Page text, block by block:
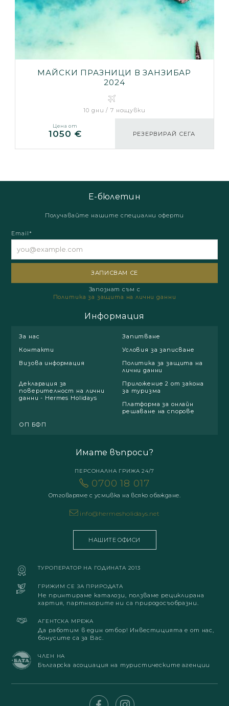
МАЙСКИ ПРАЗНИЦИ В ЗАНЗИБАР
2024
10 дни / 7 нощувки
Цена от
1050 € РЕЗЕРВИРАЙ СЕГА
Е-бюлетин
Получавайте нашите специални оферти
Email*
Запознат съм с
Политика за защита на лични данни
Информация
За нас
Запитване
Контакти
Условия за записване
Визова информация
Политика за защита на
лични данни
Декларация за
поверителност на лични
данни - Hermes Holidays
Приложение 2 от закона
за туризма
Платформа за онлайн
решаване на спорове
ОП БФП
Имате въпроси?
ПЕРСОНАЛНА ГРИЖА 24/7
0700 18 017
Отговаряме с усмивка на всяко обаждане.
info@hermesholidays.net
НАШИТЕ ОФИСИ
ТУРОПЕРАТОР НА ГОДИНАТА 2013
ГРИЖИМ СЕ ЗА ПРИРОДАТА
Не принтираме каталози, ползваме рециклирана
хартия, партньорите ни са природосъобразни.
АГЕНТСКА МРЕЖА
Да работим в един отбор! Инвестицията е от нас,
бонусите са за Вас.
ЧЛЕН НА
Българска асоциация на туристическите агенции